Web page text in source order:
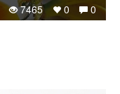
0
0
7465